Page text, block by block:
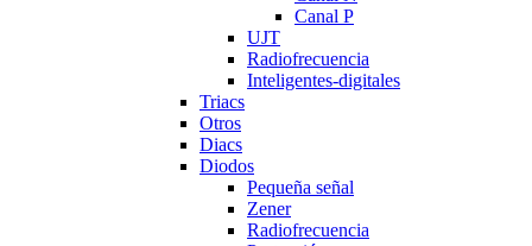
Canal P
UJT
Radiofrecuencia
Inteligentes-digitales
Triacs
Otros
Diacs
Diodos
Pequeña señal
Zener
Radiofrecuencia